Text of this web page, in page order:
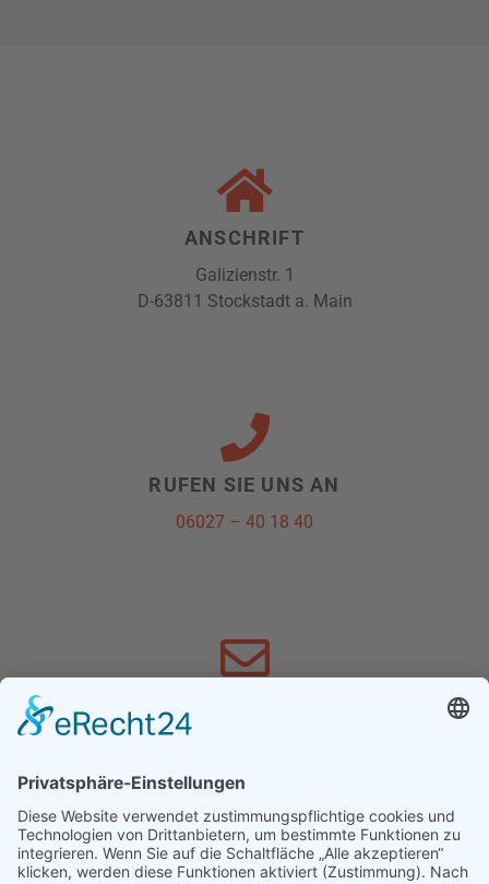
ANSCHRIFT
Galizienstr. 1
D-63811 Stockstadt a. Main
RUFEN SIE UNS AN
06027 – 40 18 40
info@schnewoli.de